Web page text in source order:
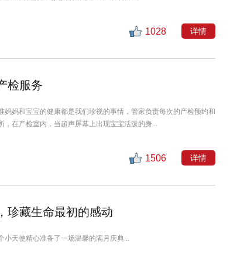
1028 详情
检服务
妈妈和宝宝的健康都是我们珍视的事情，管家负责每次的产检预约和
，在产检室内，当超声屏幕上出现宝宝活泼的身...
1506 详情
珍藏生命最初的感动
小天使精心准备了一场温馨的满月庆典...